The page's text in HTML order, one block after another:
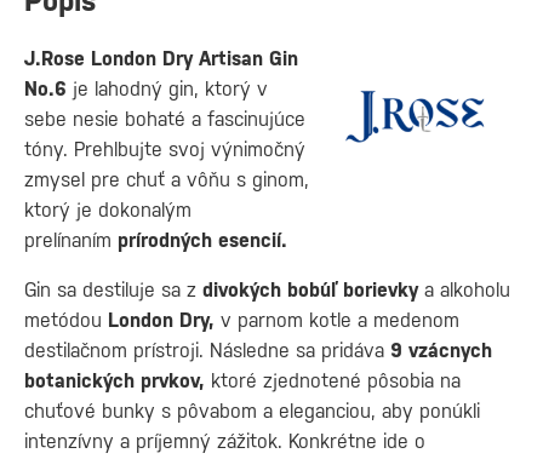
J.Rose London Dry Artisan Gin
No.6 je lahodný gin, ktorý v
sebe nesie bohaté a fascinujúce
tóny. Prehlbujte svoj výnimočný
zmysel pre chuť a vôňu s ginom,
ktorý je dokonalým
prelínaním prírodných esencií.
Gin sa destiluje sa z divokých bobúľ borievkya alkoholu
metódou London Dry, v parnom kotle a medenom
destilačnom prístroji. Následne sa pridáva 9 vzácnych
botanických prvkov, ktoré zjednotené pôsobia na
chuťové bunky s pôvabom a eleganciou, aby ponúkli
intenzívny a príjemný zážitok. Konkrétne ide o